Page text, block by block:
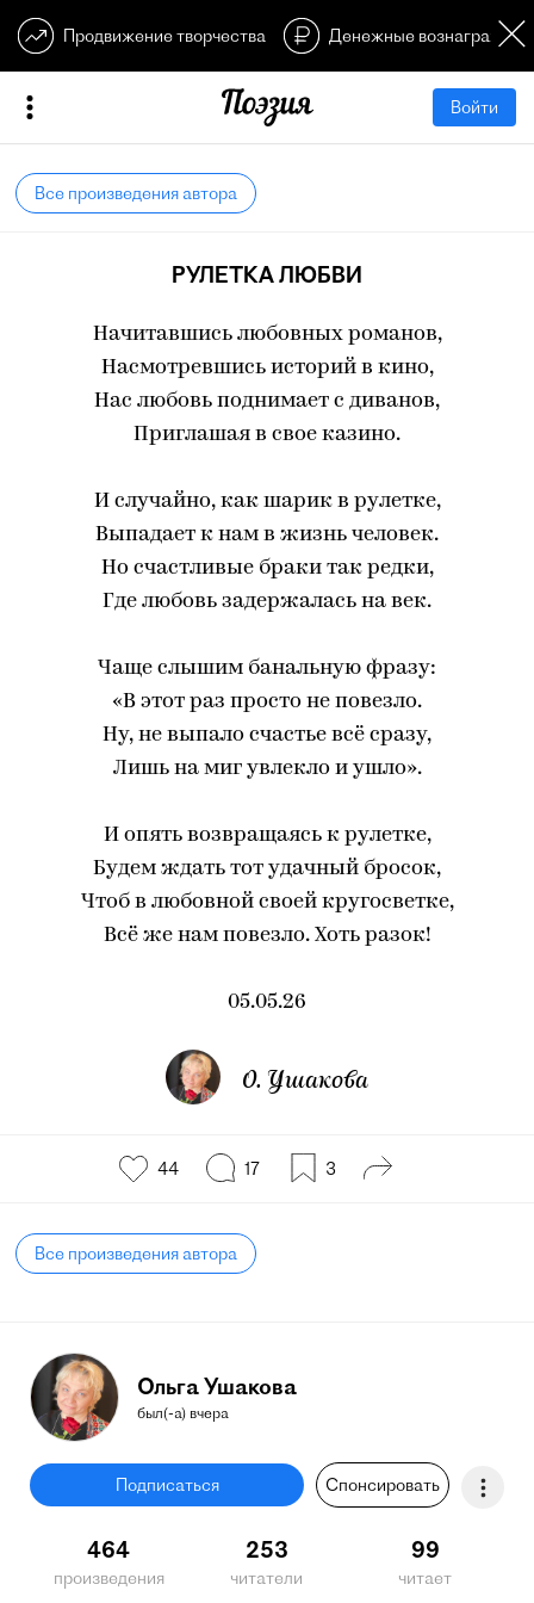
Продвижение творчества Денежные
Войти
Все произведения автора
РУЛЕТКА ЛЮБВИ
Начитавшись любовных романов,
Насмотревшись историй в кино,
Нас любовь поднимает с диванов,
Приглашая в свое казино.
И случайно, как шарик в рулетке,
Выпадает к нам в жизнь человек.
Но счастливые браки так редки,
Где любовь задержалась на век.
Чаще слышим банальную фразу:
«В этот раз просто не повезло.
Ну, не выпало счастье всё сразу,
Лишь на миг увлекло и ушло».
И опять возвращаясь к рулетке,
Будем ждать тот удачный бросок,
Чтоб в любовной своей кругосветке,
Всё же нам повезло. Хоть разок!
05.05.26
О. Ушакова
44 17 3
Все произведения автора
Ольга Ушакова
был(-а) вчера
Подписаться Спонсировать
464
произведения
253
читатели
99
читает